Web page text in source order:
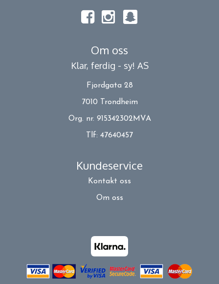
Om oss
Klar, ferdig - sy! AS
Fjordgata 28
7010 Trondheim
Org. nr. 915342302MVA
Tlf: 47640457
Kundeservice
Kontakt oss
Om oss